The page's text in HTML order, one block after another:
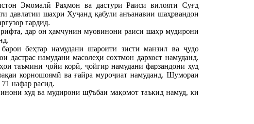
Эмомалӣ Раҳмон ва дастури Раиси вилояти Суғд
давлатии шаҳри Хуҷанд қабули анъанавии шаҳрвандон
гардид.
дар он ҳамчунин муовинони раиси шаҳр мудирони
беҳтар намудани шароити зисти манзил ва ҷудо
дастрас намудани масолеҳи сохтмон дархост намуданд.
таъмини ҷойи корӣ, ҷойгир намудани фарзандони худ
корношоямӣ ва ғайра муроҷиат намуданд. Шумораи
нафар расид.
худ ва мудирони шӯъбаи мақомот таъкид намуд, ки